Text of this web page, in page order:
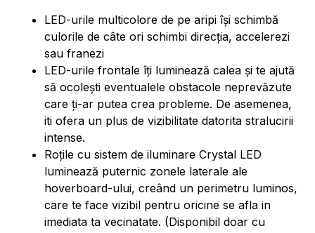
LED-urile multicolore de pe aripi își schimbă
culorile de câte ori schimbi direcția, accelerezi
sau franezi
LED-urile frontale îți luminează calea și te ajută
să ocolești eventualele obstacole neprevăzute
care ți-ar putea crea probleme. De asemenea,
iti ofera un plus de vizibilitate datorita stralucirii
intense.
Roțile cu sistem de iluminare Crystal LED
luminează puternic zonele laterale ale
hoverboard-ului, creând un perimetru luminos,
care te face vizibil pentru oricine se afla in
imediata ta vecinatate. (Disponibil doar cu